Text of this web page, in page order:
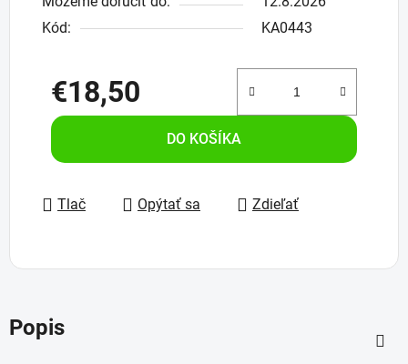
Kód:
KA0443
€18,50
Jednotková cena:
DO KOŠÍKA
Tlač Opýtať sa Zdieľať
Popis